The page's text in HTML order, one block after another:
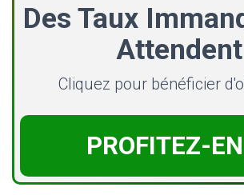
Des Taux
Attendent
Cliquez pour bénéficier
PROFITEZ-EN